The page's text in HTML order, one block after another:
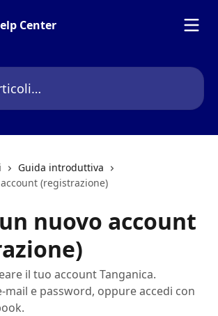
Guida introduttiva
(registrazione)
nuovo account
il tuo account Tanganica.
mail e password, oppure accedi con